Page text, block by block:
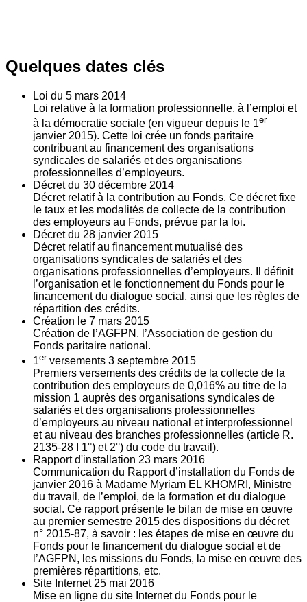
Quelques dates clés
Loi du 5 mars 2014
Loi relative à la formation professionnelle, à l’emploi et
à la démocratie sociale (en vigueur depuis le 1er
janvier 2015). Cette loi crée un fonds paritaire
contribuant au financement des organisations
syndicales de salariés et des organisations
professionnelles d’employeurs.
Décret du 30 décembre 2014
Décret relatif à la contribution au Fonds. Ce décret fixe
le taux et les modalités de collecte de la contribution
des employeurs au Fonds, prévue par la loi.
Décret du 28 janvier 2015
Décret relatif au financement mutualisé des
organisations syndicales de salariés et des
organisations professionnelles d’employeurs. Il définit
l’organisation et le fonctionnement du Fonds pour le
financement du dialogue social, ainsi que les règles de
répartition des crédits.
Création le 7 mars 2015
Création de l’AGFPN, l’Association de gestion du
Fonds paritaire national.
1er versements 3 septembre 2015
Premiers versements des crédits de la collecte de la
contribution des employeurs de 0,016% au titre de la
mission 1 auprès des organisations syndicales de
salariés et des organisations professionnelles
d’employeurs au niveau national et interprofessionnel
et au niveau des branches professionnelles (article R.
2135‐28 I 1°) et 2°) du code du travail).
Rapport d'installation 23 mars 2016
Communication du Rapport d’installation du Fonds de
janvier 2016 à Madame Myriam EL KHOMRI, Ministre
du travail, de l’emploi, de la formation et du dialogue
social. Ce rapport présente le bilan de mise en œuvre
au premier semestre 2015 des dispositions du décret
n° 2015-87, à savoir : les étapes de mise en œuvre du
Fonds pour le financement du dialogue social et de
l’AGFPN, les missions du Fonds, la mise en œuvre des
premières répartitions, etc.
Site Internet 25 mai 2016
Mise en ligne du site Internet du Fonds pour le